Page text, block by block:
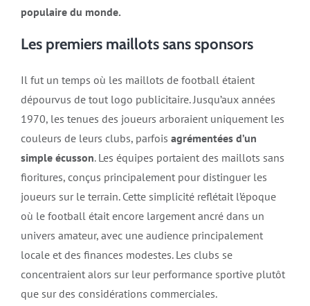
populaire du monde.
Les premiers maillots sans sponsors
Il fut un temps où les maillots de football étaient
dépourvus de tout logo publicitaire. Jusqu’aux années
1970, les tenues des joueurs arboraient uniquement les
couleurs de leurs clubs, parfois agrémentées d’un
simple écusson. Les équipes portaient des maillots sans
fioritures, conçus principalement pour distinguer les
joueurs sur le terrain. Cette simplicité reflétait l’époque
où le football était encore largement ancré dans un
univers amateur, avec une audience principalement
locale et des finances modestes. Les clubs se
concentraient alors sur leur performance sportive plutôt
que sur des considérations commerciales.